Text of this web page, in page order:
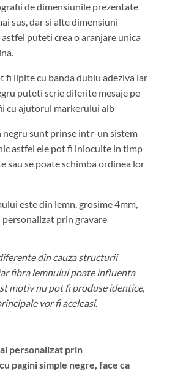
de dimensiunile prezentate
sus, dar si alte dimensiuni
puteti crea o aranjare unica
fi lipite cu banda dublu adeziva iar
puteti scrie diferite mesaje pe
cu ajutorul markerului alb
negru sunt prinse intr-un sistem
astfel ele pot fi inlocuite in timp
sau se poate schimba ordinea lor
este din lemn, grosime 4mm,
prin gravare
din cauza structurii
fibra lemnului poate influenta
motiv nu pot fi produse identice,
vor fi aceleasi.
personalizat prin
pagini simple negre, face ca